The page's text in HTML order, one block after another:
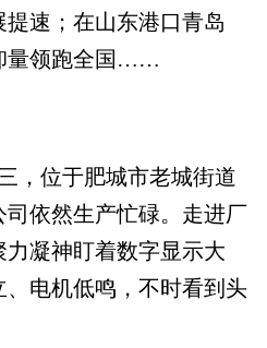
速；在山东港口青岛
量领跑全国……
位于肥城市老城街道
依然生产忙碌。走进厂
凝神盯着数字显示大
、电机低鸣，不时看到头